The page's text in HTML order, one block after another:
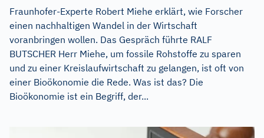
Fraunhofer-Experte Robert Miehe erklärt, wie Forscher
einen nachhaltigen Wandel in der Wirtschaft
voranbringen wollen. Das Gespräch führte RALF
BUTSCHER Herr Miehe, um fossile Rohstoffe zu sparen
und zu einer Kreislaufwirtschaft zu gelangen, ist oft von
einer Bioökonomie die Rede. Was ist das? Die
Bioökonomie ist ein Begriff, der...